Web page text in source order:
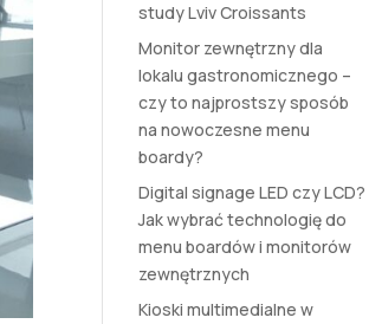
study Lviv Croissants
Monitor zewnętrzny dla
lokalu gastronomicznego –
czy to najprostszy sposób
na nowoczesne menu
boardy?
Digital signage LED czy LCD?
Jak wybrać technologię do
menu boardów i monitorów
zewnętrznych
Kioski multimedialne w